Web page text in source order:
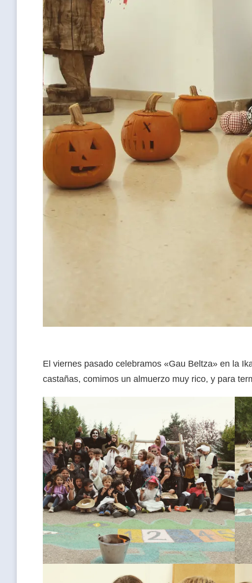
El viernes pasado celebramos «Gau Beltza» en la
castañas, comimos un almuerzo muy rico, y para